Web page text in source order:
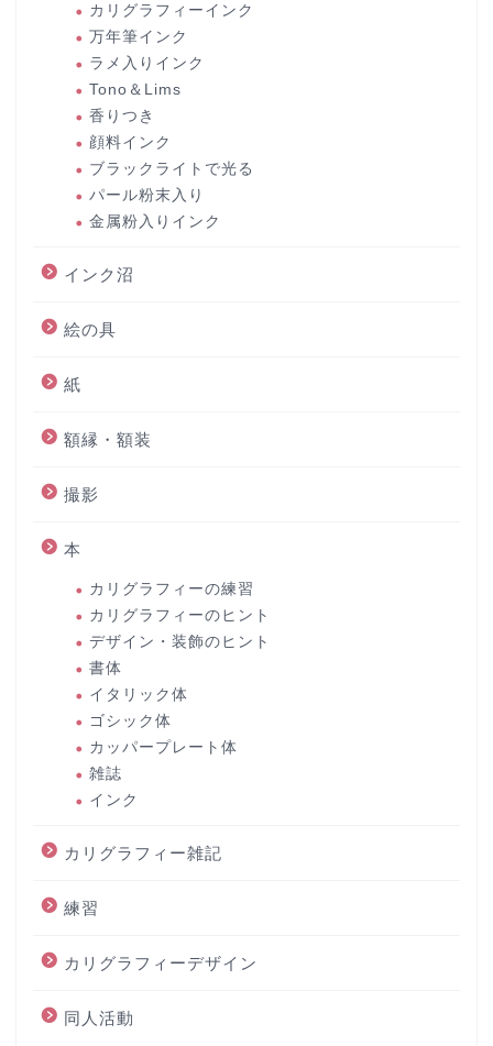
カリグラフィーインク
万年筆インク
ラメ入りインク
Tono＆Lims
香りつき
顔料インク
ブラックライトで光る
パール粉末入り
金属粉入りインク
インク沼
絵の具
紙
額縁・額装
撮影
本
カリグラフィーの練習
カリグラフィーのヒント
デザイン・装飾のヒント
書体
イタリック体
ゴシック体
カッパープレート体
雑誌
インク
カリグラフィー雑記
練習
カリグラフィーデザイン
同人活動